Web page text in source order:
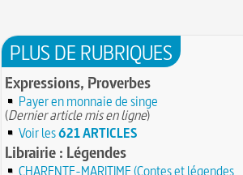
PLUS DE RUBRIQUES
Expressions, Proverbes
Payer en monnaie de singe
(Dernier article mis en ligne)
Voir les621 ARTICLES
Librairie : Légendes
CHARENTE-MARITIME (Contes et légendes